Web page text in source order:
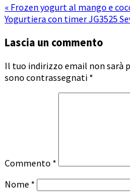
« Frozen yogurt al mango e
Yogurtiera con timer JG3525
Lascia un commento
Il tuo indirizzo email non sarà
sono contrassegnati *
Commento *
Nome *